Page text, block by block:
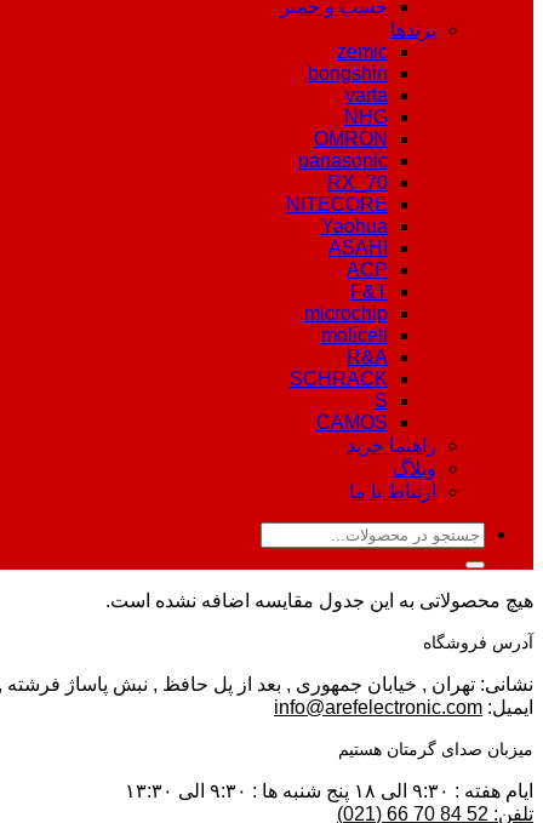
چسب و خمیر
برندها
zemic
bongshin
varta
NHG
OMRON
panasonic
RX_70
NITECORE
Yaohua
ASAHI
ACP
F&T
microchip
molicell
R&A
SCHRACK
S
CAMOS
راهنما خرید
وبلاگ
ارتباط با ما
جستجو
هیچ محصولاتی به این جدول مقایسه اضافه نشده است.
آدرس فروشگاه
نشانی: تهران , خیابان جمهوری , بعد از پل حافظ , نبش پاساژ فرشته ,
ایمیل: info@arefelectronic.com
میزبان صدای گرمتان هستیم
ایام هفته : ۹:۳۰ الی ۱۸ پنج شنبه ها : ۹:۳۰ الی ۱۳:۳۰
تلفن: 52 84 70 66 (021)